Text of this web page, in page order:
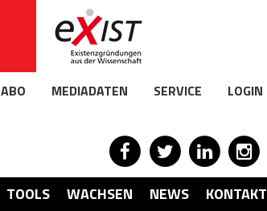
ABO MEDIADATEN SERVICE LOGIN
TOOLS WACHSEN NEWS KONTAKT